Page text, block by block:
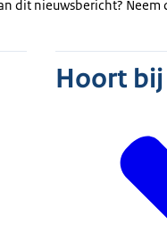
dit nieuwsbericht?
Hoort bij